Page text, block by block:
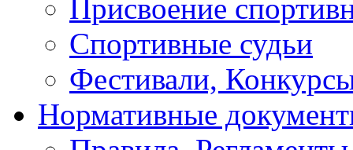
Присвоение
Спортивные судьи
Фестивали,
Нормативные